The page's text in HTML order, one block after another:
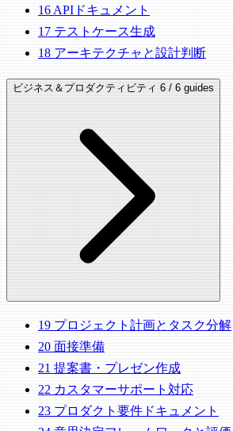
16 APIドキュメント
17 テストケース生成
18 アーキテクチャと設計判断
ビジネス＆プロダクティビティ 6 / 6 guides
19 プロジェクト計画とタスク分解
20 面接準備
21 提案書・プレゼン作成
22 カスタマーサポート対応
23 プロダクト要件ドキュメント